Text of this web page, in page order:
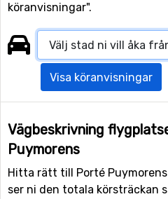
köranvisningar".
Visa köranvisningar
Vägbeskrivning
Puymorens
Hitta rätt till Porté
ser ni den totala körsträckan